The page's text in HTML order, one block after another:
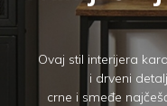
Besplatan
Ovaj stil interijera
i drveni
crne i smeđe